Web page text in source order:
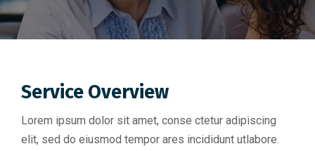
Service Overview
Lorem ipsum dolor sit amet, conse ctetur adipiscing
elit, sed do eiusmod tempor ares incididunt utlabore.